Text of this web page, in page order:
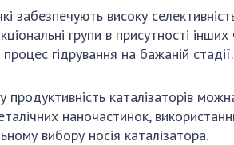
НАУКОВІ
МЕДІА
забезпечують високу
групи в присутності інших
гідрування на бажаній стадії.
каталізаторів
наночастинок,
вибору носія каталізатора.